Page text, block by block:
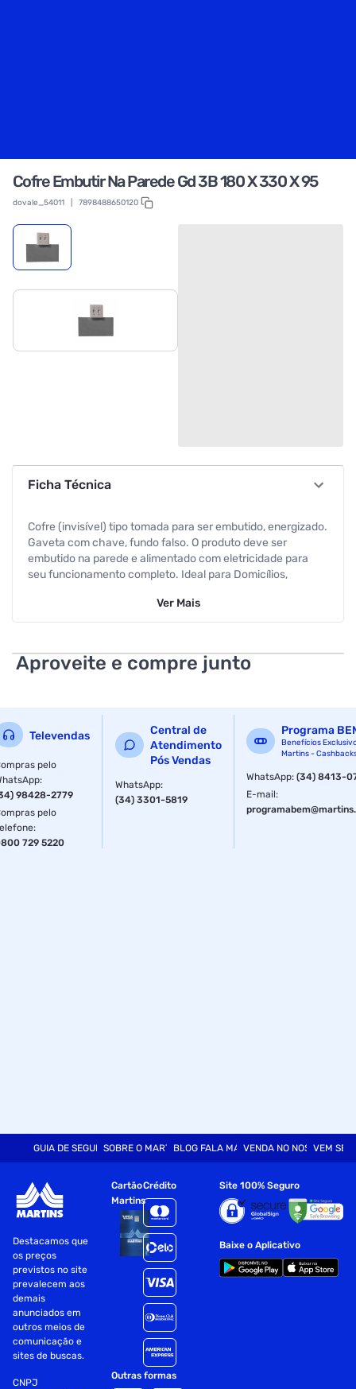
Cofre Embutir Na Parede Gd 3B 180 X 330 X 95
dovale_54011 7898488650120
Ficha Técnica
Cofre (invisível) tipo tomada para ser embutido, energizado.
Gaveta com chave, fundo falso. O produto deve ser
embutido na parede e alimentado com eletricidade para
seu funcionamento completo. Ideal para Domicílios,
Ver Mais
Aproveite e compre junto
Televendas
pelo
:
98428-2779
pelo
:
729 5220
Central de
Atendimento
Pós Vendas
WhatsApp:
(34) 3301-5819
Programa
Benefícios
Martins -
WhatsApp:(34) 8413-
E-mail:
GUIA DE SEGURANÇASOBRE O MARTINSBLOG FALA MARTVENDA NO NOSSO SITE
VEM SER
Destacamos que
os preços
previstos no site
prevalecem aos
demais
anunciados em
outros meios de
comunicação e
sites de buscas.
CNPJ
Cartão
Martins
Crédito
Outras formas
Site 100% Seguro
Baixe o Aplicativo